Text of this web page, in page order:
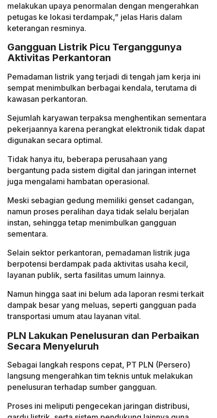
melakukan upaya penormalan dengan mengerahkan
petugas ke lokasi terdampak,” jelas Haris dalam
keterangan resminya.
Gangguan Listrik Picu Terganggunya
Aktivitas Perkantoran
Pemadaman listrik yang terjadi di tengah jam kerja ini
sempat menimbulkan berbagai kendala, terutama di
kawasan perkantoran.
Sejumlah karyawan terpaksa menghentikan sementara
pekerjaannya karena perangkat elektronik tidak dapat
digunakan secara optimal.
Tidak hanya itu, beberapa perusahaan yang
bergantung pada sistem digital dan jaringan internet
juga mengalami hambatan operasional.
Meski sebagian gedung memiliki genset cadangan,
namun proses peralihan daya tidak selalu berjalan
instan, sehingga tetap menimbulkan gangguan
sementara.
Selain sektor perkantoran, pemadaman listrik juga
berpotensi berdampak pada aktivitas usaha kecil,
layanan publik, serta fasilitas umum lainnya.
Namun hingga saat ini belum ada laporan resmi terkait
dampak besar yang meluas, seperti gangguan pada
transportasi umum atau layanan vital.
PLN Lakukan Penelusuran dan Perbaikan
Secara Menyeluruh
Sebagai langkah respons cepat, PT PLN (Persero)
langsung mengerahkan tim teknis untuk melakukan
penelusuran terhadap sumber gangguan.
Proses ini meliputi pengecekan jaringan distribusi,